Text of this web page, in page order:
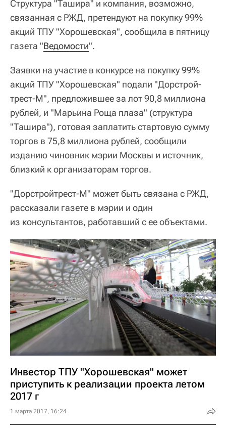
Cтруктура "Ташира" и компания, возможно,
связанная с РЖД, претендуют на покупку 99%
акций ТПУ "Хорошевская", сообщила в пятницу
газета "Ведомости".
Заявки на участие в конкурсе на покупку 99%
акций ТПУ "Хорошевская" подали "Дорстрой-
трест-М", предложившее за лот 90,8 миллиона
рублей, и "Марьина Роща плаза" (структура
"Ташира"), готовая заплатить стартовую сумму
торгов в 75,8 миллиона рублей, сообщили
изданию чиновник мэрии Москвы и источник,
близкий к организаторам торгов.
"Дорстройтрест-М" может быть связана с РЖД,
рассказали газете в мэрии и один
из консультантов, работавший с ее объектами.
Инвестор ТПУ "Хорошевская" может
приступить к реализации проекта летом
2017 г
1 марта 2017, 16:24